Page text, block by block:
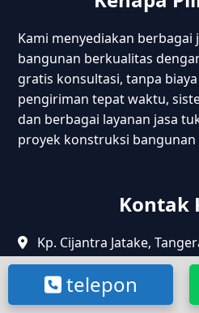
Kami menyediakan berbagai
bangunan berkualitas
gratis konsultasi, tanpa
pengiriman tepat waktu,
dan berbagai layanan jasa
proyek konstruksi bangunan
Kontak
Kp. Cijantra Jatake,
Jl. Raya Cikarang
Jl. Maritim Raya,
telepon